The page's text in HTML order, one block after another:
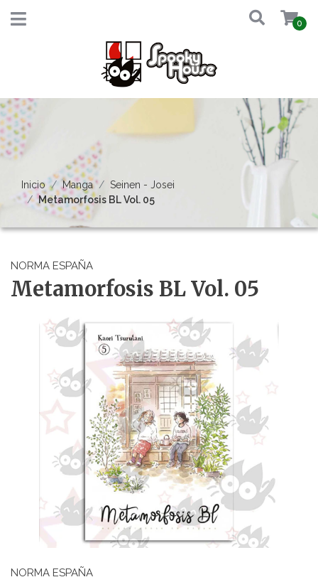
0
Inicio Manga
Seinen - Josei
Metamorfosis BL Vol. 05
NORMA ESPAÑA
Metamorfosis BL Vol. 05
NORMA ESPAÑA